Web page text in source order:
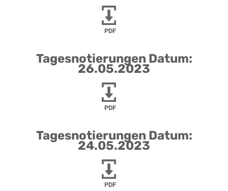
PDF
Tagesnotierungen Datum:
26.05.2023
PDF
Tagesnotierungen Datum:
24.05.2023
PDF